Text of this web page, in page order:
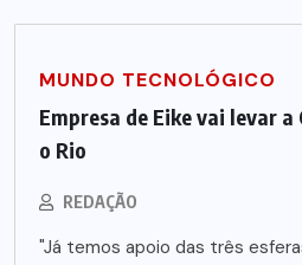
MUNDO TECNOLÓGICO
Empresa de Eike vai levar
o Rio
REDAÇÃO
"Já temos apoio das três